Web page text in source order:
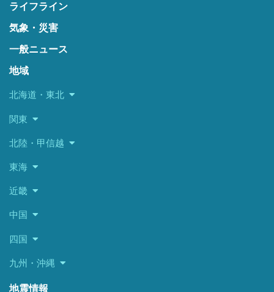
ライフライン
気象・災害
一般ニュース
地域
北海道・東北
関東
北陸・甲信越
東海
近畿
中国
四国
九州・沖縄
地震情報